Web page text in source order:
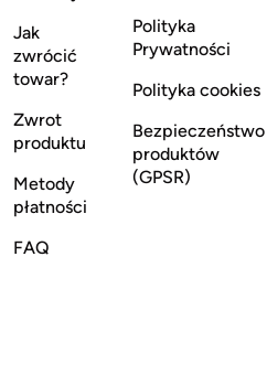
Jak
zwrócić
towar?
Zwrot
produktu
Metody
płatności
FAQ
Polityka
Prywatności
Polityka cookies
Bezpieczeństwo
produktów
(GPSR)